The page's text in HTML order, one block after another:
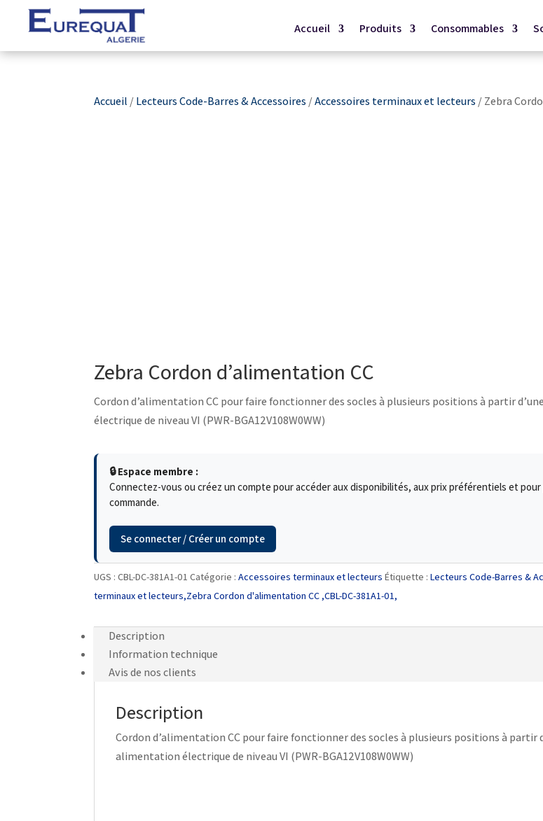
Accueil Produits Consommables
Accueil /Lecteurs Code-Barres & Accessoires /Accessoires terminaux et lecteurs / Zebra
Zebra Cordon d’alimentation CC
Cordon d’alimentation CC pour faire fonctionner des socles à plusieurs positions à partir
électrique de niveau VI (PWR-BGA12V108W0WW)
🔒 Espace membre :
Connectez-vous ou créez un compte pour accéder aux disponibilités, aux prix préférentiels et
commande.
Se connecter / Créer un compte
UGS :CBL-DC-381A1-01 Catégorie :Accessoires terminaux et lecteurs Étiquette :Lecteurs Code-Barres &
terminaux et lecteurs,Zebra Cordon d'alimentation CC ,CBL-DC-381A1-01,
Description
Information technique
Avis de nos clients
Description
Cordon d’alimentation CC pour faire fonctionner des socles à plusieurs positions à partir
alimentation électrique de niveau VI (PWR-BGA12V108W0WW)